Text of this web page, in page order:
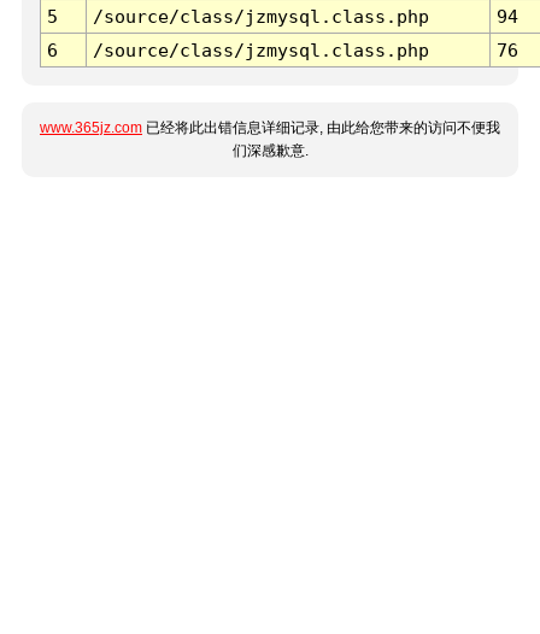
5
/source/class/jzmysql.class.php
94
6
/source/class/jzmysql.class.php 76
www.365jz.com 已经将此出错信息详细记录, 由此给您带来的访问不便我
们深感歉意.